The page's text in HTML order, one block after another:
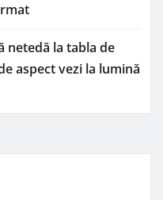
netedă la tabla de
aspect vezi la lumină